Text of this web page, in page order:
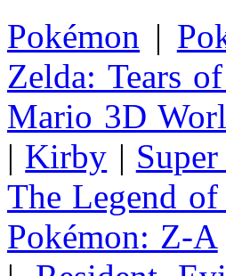
Pokémon |
Zelda: Tears
Mario 3D
| Kirby |
The Legend of
Pokémon: Z-A